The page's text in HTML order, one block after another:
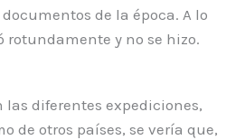
de la época. A lo
rotundamente y no se hizo.
las diferentes expediciones,
de otros países, se vería que,